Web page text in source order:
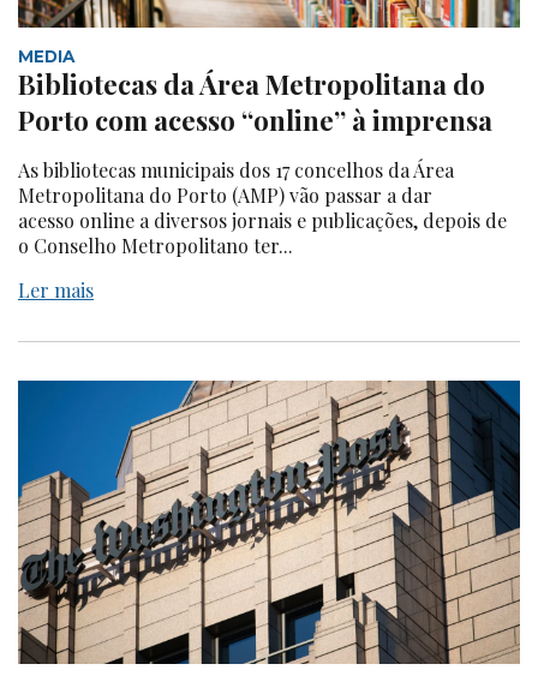
MEDIA
Bibliotecas da Área Metropolitana do
Porto com acesso “online” à imprensa
As bibliotecas municipais dos 17 concelhos da Área
Metropolitana do Porto (AMP) vão passar a dar
acesso online a diversos jornais e publicações, depois de
o Conselho Metropolitano ter...
Ler mais